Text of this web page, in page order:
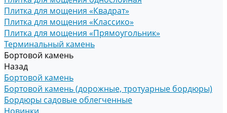
Плитка для мощения «Квадрат»
Плитка для мощения «Классико»
Плитка для мощения «Прямоугольник»
Терминальный камень
Бортовой камень
Назад
Бортовой камень
Бортовой камень (дорожные, тротуарные бордюры)
Бордюры садовые облегченные